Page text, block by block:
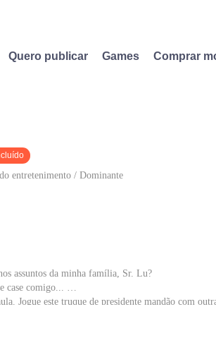
Quero publicar Games Comprar
entretenimento / Dominante
assuntos da minha família, Sr. Lu?
case comigo...
Jogue este truque de presidente mandão com